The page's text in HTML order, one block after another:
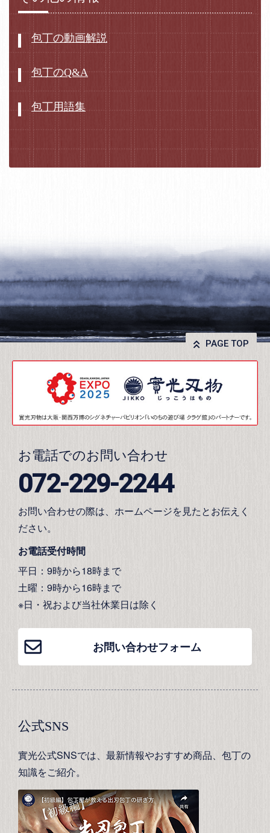
包丁の動画解説
包丁のQ&A
包丁用語集
PAGE TOP
お電話でのお問い合わせ
072-229-2244
お問い合わせの際は、ホームページを見たとお伝えく
ださい。
お電話受付時間
平日：9時から18時まで
土曜：9時から16時まで
※日・祝および当社休業日は除く
お問い合わせフォーム
公式SNS
實光公式SNSでは、最新情報やおすすめ商品、包丁の
知識をご紹介。